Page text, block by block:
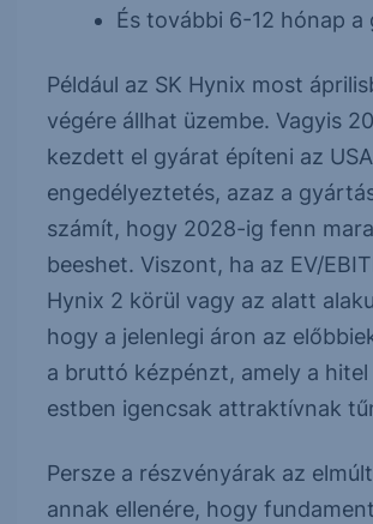
És további 6-12 hónap
Például az SK Hynix most
végére állhat üzembe. Vagyis
kezdett el gyárat építeni az
engedélyeztetés, azaz a
számít, hogy 2028-ig fenn
beeshet. Viszont, ha az EV/
Hynix 2 körül vagy az alatt
hogy a jelenlegi áron az
a bruttó kézpénzt, amely a
estben igencsak attraktívnak
Persze a részvényárak az
annak ellenére, hogy